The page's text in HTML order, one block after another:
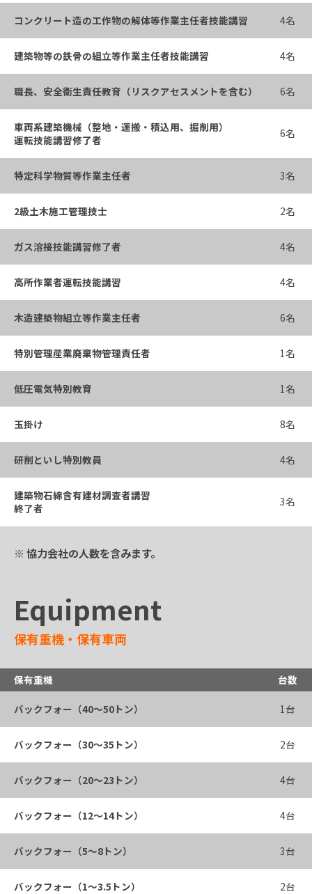
コンクリート造の工作物の解体等作業主任者技能講習 4名
建築物等の鉄骨の組立等作業主任者技能講習 4名
職長、安全衛生責任教育（リスクアセスメントを含む） 6名
車両系建築機械（整地・運搬・積込用、掘削用）
運転技能講習修了者
6名
特定科学物質等作業主任者 3名
2級土木施工管理技士 2名
ガス溶接技能講習修了者 4名
高所作業者運転技能講習 4名
木造建築物組立等作業主任者 6名
特別管理産業廃棄物管理責任者 1名
低圧電気特別教育 1名
玉掛け 8名
研削といし特別教員 4名
建築物石綿含有建材調査者講習
終了者
3名
※ 協力会社の人数を含みます。
Equipment
保有重機・保有車両
保有重機 台数
バックフォー（40～50トン） 1台
バックフォー（30～35トン） 2台
バックフォー（20～23トン） 4台
バックフォー（12～14トン） 4台
バックフォー（5～8トン） 3台
バックフォー（1～3.5トン） 2台